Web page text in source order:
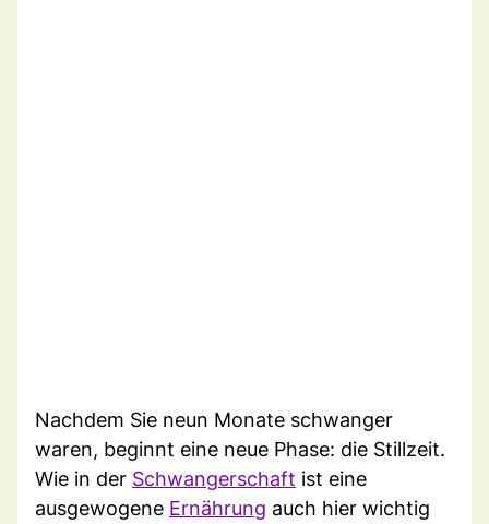
Nachdem Sie neun Monate schwanger
waren, beginnt eine neue Phase: die Stillzeit.
Wie in der Schwangerschaft ist eine
ausgewogene Ernährung auch hier wichtig